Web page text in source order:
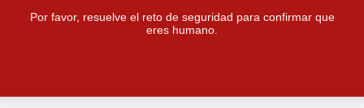
Por favor, resuelve el reto de seguridad para confirmar que
eres humano.